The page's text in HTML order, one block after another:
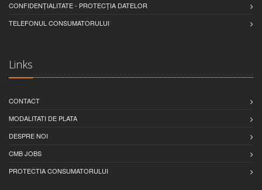
CONFIDENȚIALITATE - PROTECȚIA DATELOR
TELEFONUL CONSUMATORULUI
Links
CONTACT
MODALITATI DE PLATA
DESPRE NOI
CMB JOBS
PROTECTIA CONSUMATORULUI